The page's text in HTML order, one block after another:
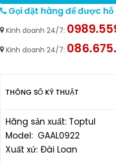
Gọi đặt hàng để được
Kinh doanh 24/7:
Kinh doanh 24/7:
THÔNG SỐ KỸ THUẬT
Hãng sản xuất: Toptul
Model: GAAL0922
Xuất xứ: Ðài Loan